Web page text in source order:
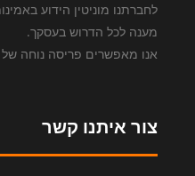
לחברתנו מוניטין הידוע
מענה לכל הדרוש בעסקך.
אנו מאפשרים פריסה נוחה
צור איתנו קשר